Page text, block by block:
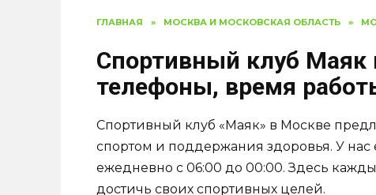
ГЛАВНАЯ » МОСКВА И МОСКОВСКАЯ ОБЛАСТЬ »
Спортивный клуб Маяк
телефоны, время
Спортивный клуб «Маяк» в Москве
спортом и поддержания здоровья. У нас
ежедневно с 06:00 до 00:00. Здесь
достичь своих спортивных целей.